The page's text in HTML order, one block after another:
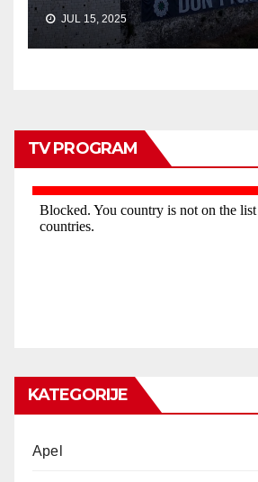
JUL 15, 2025
TV PROGRAM
KATEGORIJE
Apel